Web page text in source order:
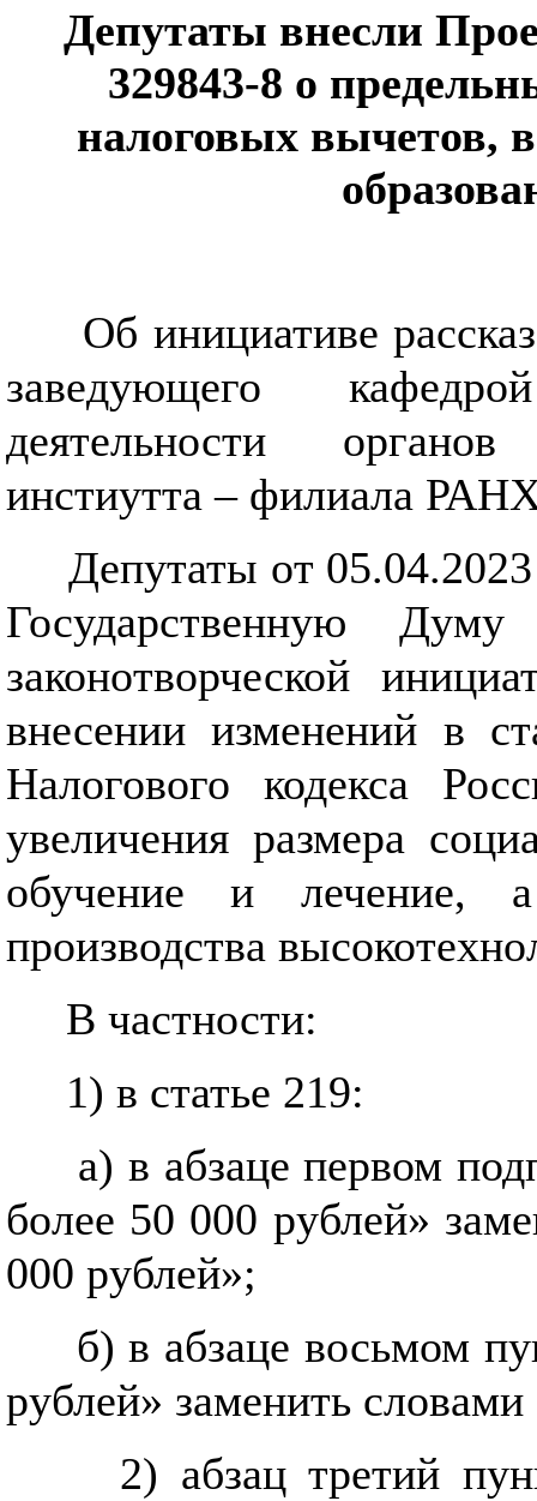
Депутаты внесли
329843-8 о
налоговых вычетов,
Об инициативе
заведующего
деятельности
инстиутта – филиала
Депутаты от
Государственную
законотворческой
внесении изменений в
Налогового кодекса
увеличения размера
обучение и лечение,
производства
В частности:
1) в статье 219:
а) в абзаце первом
более 50 000 рублей»
000 рублей»;
б) в абзаце восьмом
рублей» заменить
2) абзац третий